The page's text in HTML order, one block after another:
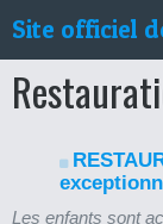
Découvrir Mison
Services
Les enfants sont